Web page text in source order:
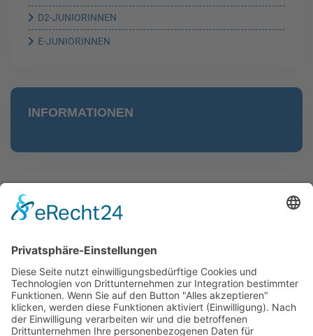
D2-JUNIORINNEN
E-JUNIORINNEN
INFORMATIONEN